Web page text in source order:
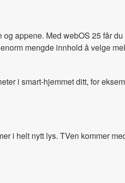
appene. Med webOS 25 får
mengde innhold å velge
i smart-hjemmet ditt, for
i helt nytt lys. TVen kommer